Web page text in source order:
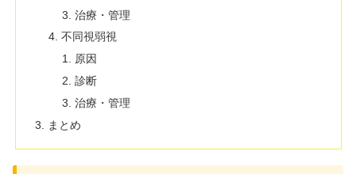
治療・管理
不同視弱視
原因
診断
治療・管理
まとめ